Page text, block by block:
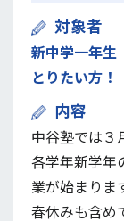
対象者
新中学一年
とりたい方！
内容
中谷塾では３
各学年新学年
業が始まりま
春休みも含め